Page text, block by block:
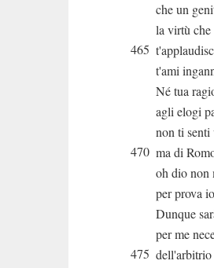
che un
la virtù che
465
t'ami
Né tua
agli elogi
non ti
470 ma di
oh dio non
per prova
Dunque
per me
475 dell'arbitrio